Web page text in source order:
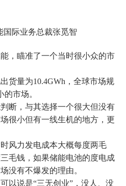
国际业务总裁张觅智
，瞄准了一个当时很小众的市
货量为10.4GWh，全球市场规
市场。
断，与其选择一个很大但没有
很小但有一线生机的地方，更
风力发电成本大概每度两毛
毛钱，如果储能电池的度电成
没有不爆发的理由。
以说是“三无创业”，没人、没